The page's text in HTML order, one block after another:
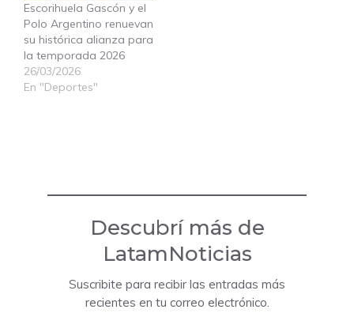
Escorihuela Gascón y el
Polo Argentino renuevan
su histórica alianza para
la temporada 2026
26/03/2026
En "Deportes"
Descubrí más de
LatamNoticias
Suscribite para recibir las entradas más
recientes en tu correo electrónico.